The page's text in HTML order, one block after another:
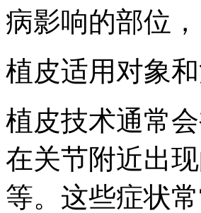
病影响的部位
植皮适用对象
植皮技术通常
在关节附近出
等。这些症状